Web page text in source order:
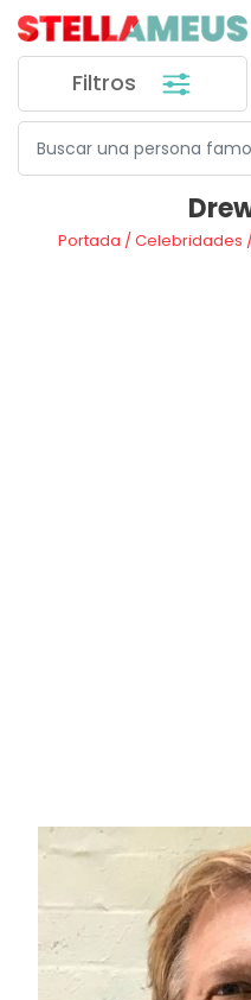
Filtros
Portada /Celebridades